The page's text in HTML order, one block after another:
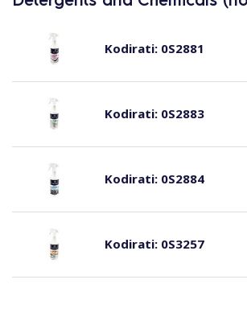
Kodirati:0S2881
Kodirati:0S2883
Kodirati:0S2884
Kodirati:0S3257